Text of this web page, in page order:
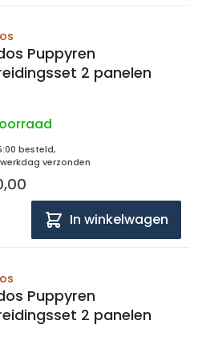
Puppyren
2 panelen
besteld,
verzonden
In winkelwagen
Puppyren
2 panelen